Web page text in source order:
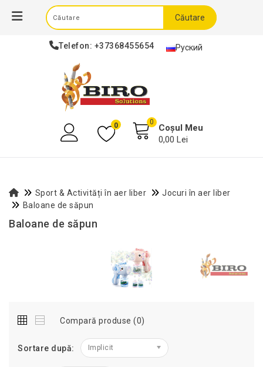
Telefon: +37368455654 Руский
Căutare
0 0
Coșul Meu
0,00 Lei
Sport & Activități în aer liber
Jocuri în aer liber
Baloane de săpun
Baloane de săpun
Compară produse (0)
Sortare după: Implicit